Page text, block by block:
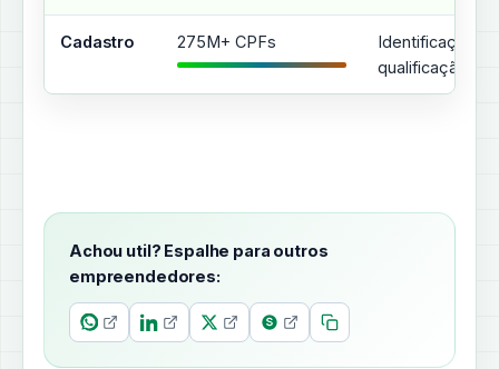
Cadastro 275M+ CPFs
Identificação e
qualificação
Achou util? Espalhe para outros
empreendedores: